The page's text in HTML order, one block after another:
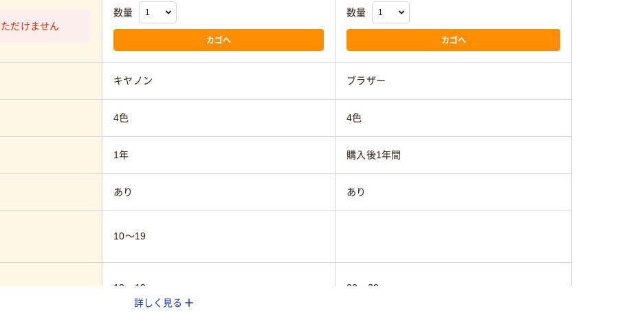
だけません
数量
カゴへ
数量
カゴへ
キヤノン ブラザー
4色 4色
1年 購入後1年間
あり あり
10～19
10～19 20～29
詳しく見る